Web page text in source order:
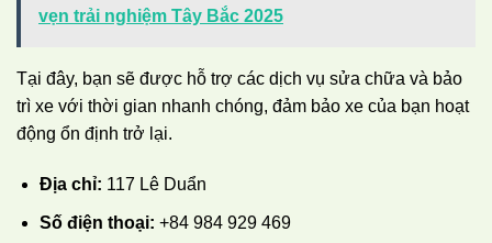
vẹn trải nghiệm Tây Bắc 2025
Tại đây, bạn sẽ được hỗ trợ các dịch vụ sửa chữa và bảo
trì xe với thời gian nhanh chóng, đảm bảo xe của bạn hoạt
động ổn định trở lại.
Địa chỉ: 117 Lê Duẩn
Số điện thoại: +84 984 929 469